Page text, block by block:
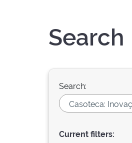
Search
Search:
Current filters: